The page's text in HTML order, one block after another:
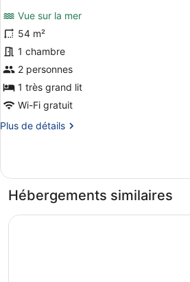
(151)
photos
pour
ce
type
de
chambre :
Suite
(252)
Vue sur la mer
54 m²
1 chambre
2 personnes
1 très grand lit
Wi-Fi gratuit
Plus de détails
Plus
le
de
Suite
Hébergements similaires
Antico Mondo Rooms & Suites